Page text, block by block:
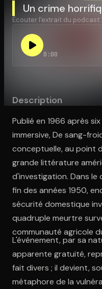
Un crime
Écouter l'extrait du podcast :
0:00
Description
Publié en 1966 après
immersive, De sang-
conceptuelle, au point
grande littérature
d'investigation. Dans
fin des années 1950,
sécurité domestique
quadruple meurtre
communauté agricole
L'événement, par sa
apparente gratuité,
fait divers ; il devient,
métaphore de la